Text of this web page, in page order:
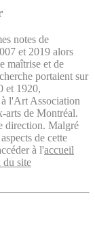
notes de
et 2019 alors
maîtrise et de
portaient sur
et 1920,
l'Art Association
arts de Montréal.
direction. Malgré
de cette
à l'accueil
du site